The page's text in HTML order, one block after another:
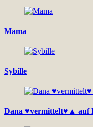
Mama
Sybille
Dana ♥vermittelt♥▲ auf